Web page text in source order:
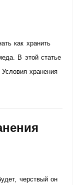
как хранить
В этой статье
хранения
черствый он